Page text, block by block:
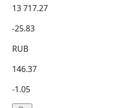
13 717.27
-25.83
RUB
146.37
-1.05